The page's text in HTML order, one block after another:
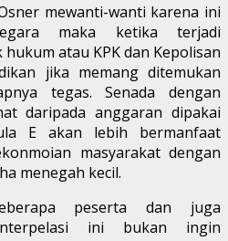
mewanti-wanti karena ini
maka ketika terjadi
atau KPK dan Kepolisan
jika memang ditemukan
tegas. Senada dengan
daripada anggaran dipakai
E akan lebih bermanfaat
masyarakat dengan
menegah kecil.
peserta dan juga
ini bukan ingin